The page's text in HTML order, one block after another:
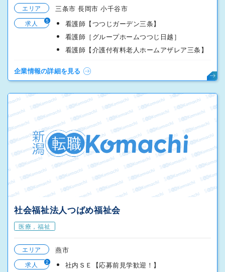
エリア 三条市 長岡市 小千谷市
求人 5
看護師【つつじガーデン三条】
看護師［グループホームつつじ日越］
看護師【介護付有料老人ホームアザレア三条】
企業情報の詳細を見る
社会福祉法人つばめ福祉会
医療，福祉
エリア 燕市
求人 2
社内ＳＥ【応募前見学歓迎！】